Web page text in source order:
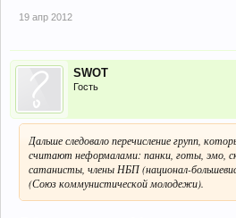
19 апр 2012
SWOT
Гость
Дальше следовало перечисление групп,
считают неформалами: панки, готы, эмо,
сатанисты, члены НБП (национал-
(Союз коммунистической молодежи).